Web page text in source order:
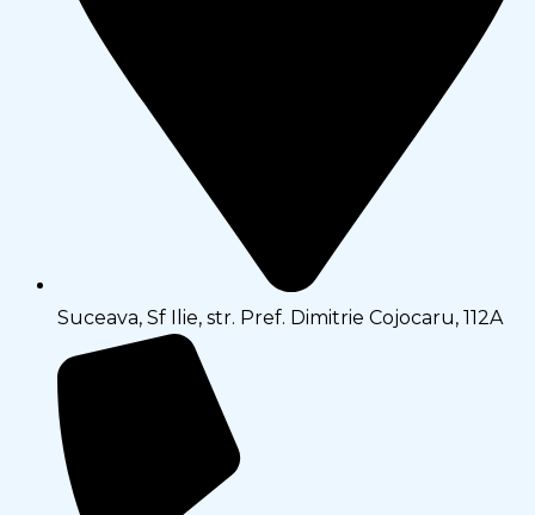
Suceava, Sf Ilie, str. Pref. Dimitrie Cojocaru, 112A